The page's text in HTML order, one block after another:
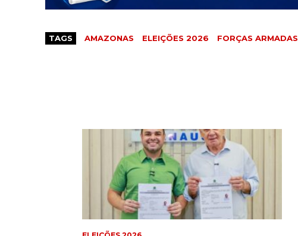
TAGS AMAZONAS ELEIÇÕES 2026 FORÇAS ARMADAS